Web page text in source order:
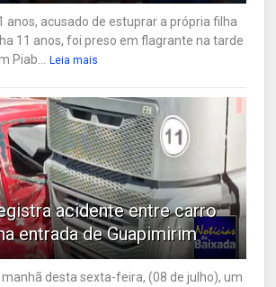
anos, acusado de estuprar a própria filha
11 anos, foi preso em flagrante na tarde
Piab...
Leia mais
acidente entre carro
entrada de Guapimirim
manhã desta sexta-feira, (08 de julho), um